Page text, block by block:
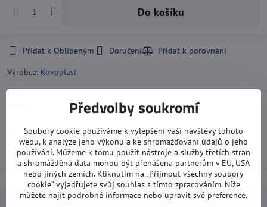
Do košíku
Přidat k Oblíbeným
Doručení
Výrobce: Kovoplast
Nátrubkový sací koš PIRÁTs ventilovým uzávěrem do svislého sacího
potrubí (PN 10). Je určen pro čerpání vody bez mechanických nečistot
o max. teplotě 60°C.
Předvolby soukromí
Soubory cookie používáme k vylepšení vaší návštěvy tohoto
webu, k analýze jeho výkonu a ke shromažďování údajů o jeho
používání. Můžeme k tomu použít nástroje a služby třetích stran
a shromážděná data mohou být přenášena partnerům v EU, USA
nebo jiných zemích. Kliknutím na „Přijmout všechny soubory
cookie“ vyjadřujete svůj souhlas s tímto zpracováním. Níže
můžete najít podrobné informace nebo upravit své preference.